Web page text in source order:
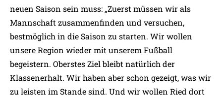
neuen Saison sein muss: „Zuerst müssen wir als
Mannschaft zusammenfinden und versuchen,
bestmöglich in die Saison zu starten. Wir wollen
unsere Region wieder mit unserem Fußball
begeistern. Oberstes Ziel bleibt natürlich der
Klassenerhalt. Wir haben aber schon gezeigt, was wir
zu leisten im Stande sind. Und wir wollen Ried dort